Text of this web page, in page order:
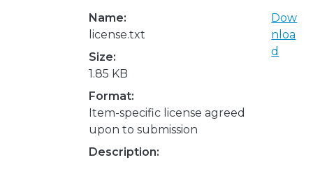
Name:
license.txt
Size:
1.85 KB
Format:
Item-specific license agreed
upon to submission
Description:
Dow
nloa
d